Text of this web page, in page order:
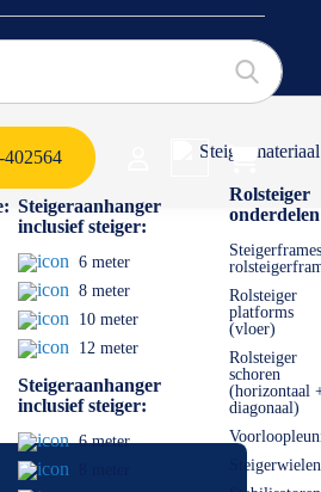
402564
Steigeraanhanger
inclusief steiger:
6 meter
8 meter
10 meter
12 meter
Steigeraanhanger
inclusief steiger:
6 meter
Steigermateriaal
Rolsteiger
Rolsteiger
platforms
(vloer)
Rolsteiger
schoren
(horizontaal
diagonaal)
Steigerwielen